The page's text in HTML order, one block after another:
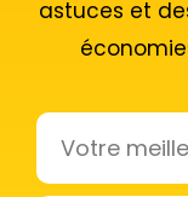
astuces et
Email